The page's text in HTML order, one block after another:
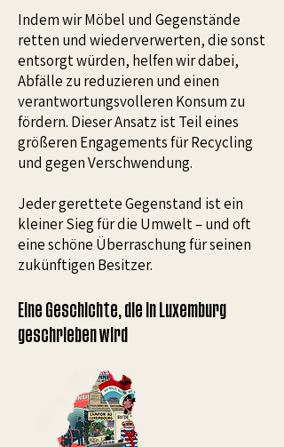
Indem wir Möbel und Gegenstände
retten und wiederverwerten, die sonst
entsorgt würden, helfen wir dabei,
Abfälle zu reduzieren und einen
verantwortungsvolleren Konsum zu
fördern. Dieser Ansatz ist Teil eines
größeren Engagements für Recycling
und gegen Verschwendung.
Jeder gerettete Gegenstand ist ein
kleiner Sieg für die Umwelt – und oft
eine schöne Überraschung für seinen
zukünftigen Besitzer.
Eine Geschichte, die in Luxemburg
geschrieben wird